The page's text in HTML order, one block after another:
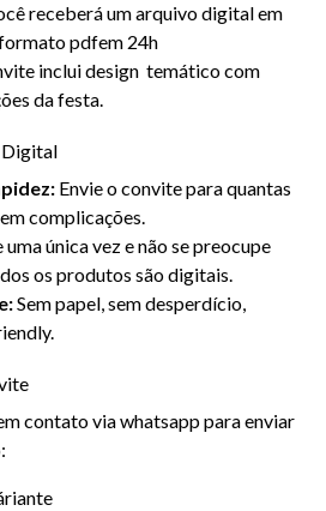
receberá um arquivo digital em
pdfem 24h
inclui design temático com
da festa.
Digital
Envie o convite para quantas
complicações.
uma única vez e não se preocupe
os produtos são digitais.
Sem papel, sem desperdício,
contato via whatsapp para enviar